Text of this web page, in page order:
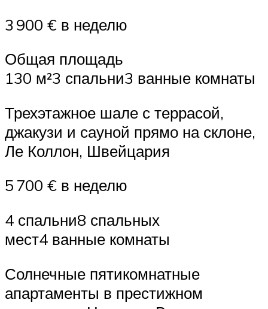
3 900 € в неделю
Общая площадь
130 м²3 спальни3 ванные комнаты
Трехэтажное шале с террасой,
джакузи и сауной прямо на склоне,
Ле Коллон, Швейцария
5 700 € в неделю
4 спальни8 спальных
мест4 ванные комнаты
Солнечные пятикомнатные
апартаменты в престижном